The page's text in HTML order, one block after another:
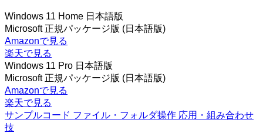
Windows 11 Home 日本語版
Microsoft 正規パッケージ版 (日本語版)
Amazonで見る
楽天で見る
Windows 11 Pro 日本語版
Microsoft 正規パッケージ版 (日本語版)
Amazonで見る
楽天で見る
サンプルコード ファイル・フォルダ操作 応用・組み合わせ
技